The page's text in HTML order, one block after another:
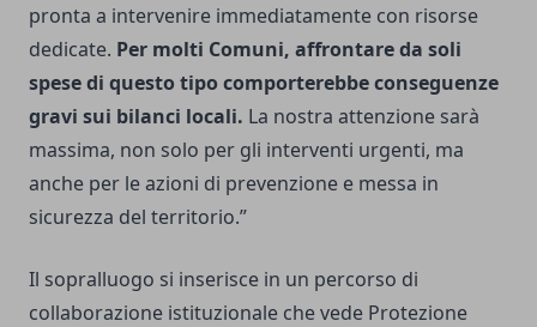
pronta a intervenire immediatamente con risorse
dedicate. Per molti Comuni, affrontare da soli
spese di questo tipo comporterebbe conseguenze
gravi sui bilanci locali. La nostra attenzione sarà
massima, non solo per gli interventi urgenti, ma
anche per le azioni di prevenzione e messa in
sicurezza del territorio.”
Il sopralluogo si inserisce in un percorso di
collaborazione istituzionale che vede Protezione